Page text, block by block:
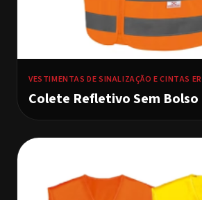
VESTIMENTAS DE SINALIZAÇÃO E CINTAS
Colete Refletivo Sem